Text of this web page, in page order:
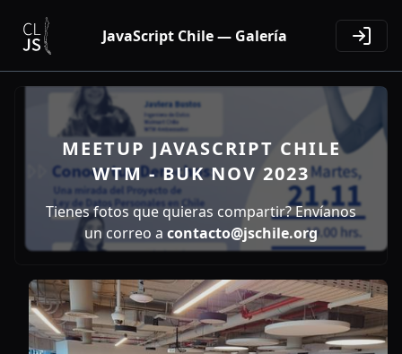
JavaScript Chile — Galería
MEETUP JAVASCRIPT CHILE
WTM - BUK NOV 2023
Tienes fotos que quieras compartir? Envíanos
un correo a contacto@jschile.org